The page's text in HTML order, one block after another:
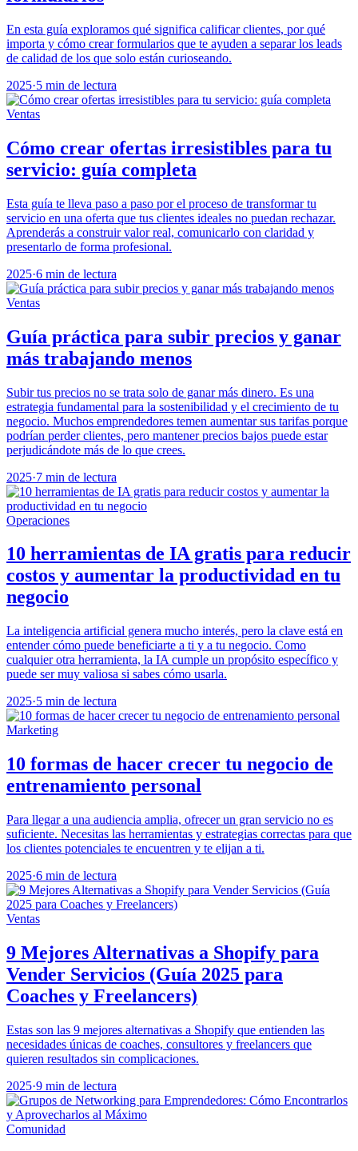
En esta guía exploramos qué significa calificar clientes, por qué
importa y cómo crear formularios que te ayuden a separar los leads
de calidad de los que solo están curioseando.
2025·5 min de lectura
Ventas
Cómo crear ofertas irresistibles para tu
servicio: guía completa
Esta guía te lleva paso a paso por el proceso de transformar tu
servicio en una oferta que tus clientes ideales no puedan rechazar.
Aprenderás a construir valor real, comunicarlo con claridad y
presentarlo de forma profesional.
2025·6 min de lectura
Ventas
Guía práctica para subir precios y ganar
más trabajando menos
Subir tus precios no se trata solo de ganar más dinero. Es una
estrategia fundamental para la sostenibilidad y el crecimiento de tu
negocio. Muchos emprendedores temen aumentar sus tarifas porque
podrían perder clientes, pero mantener precios bajos puede estar
perjudicándote más de lo que crees.
2025·7 min de lectura
Operaciones
10 herramientas de IA gratis para reducir
costos y aumentar la productividad en tu
negocio
La inteligencia artificial genera mucho interés, pero la clave está en
entender cómo puede beneficiarte a ti y a tu negocio. Como
cualquier otra herramienta, la IA cumple un propósito específico y
puede ser muy valiosa si sabes cómo usarla.
2025·5 min de lectura
Marketing
10 formas de hacer crecer tu negocio de
entrenamiento personal
Para llegar a una audiencia amplia, ofrecer un gran servicio no es
suficiente. Necesitas las herramientas y estrategias correctas para que
los clientes potenciales te encuentren y te elijan a ti.
2025·6 min de lectura
Ventas
9 Mejores Alternativas a Shopify para
Vender Servicios (Guía 2025 para
Coaches y Freelancers)
Estas son las 9 mejores alternativas a Shopify que entienden las
necesidades únicas de coaches, consultores y freelancers que
quieren resultados sin complicaciones.
2025·9 min de lectura
Comunidad